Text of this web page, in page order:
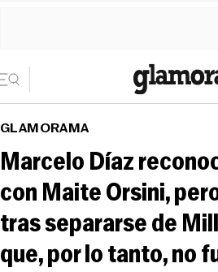
GLAMORAMA
Marcelo Díaz
con Maite Orsini,
tras separarse de
que, por lo tanto, no